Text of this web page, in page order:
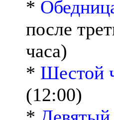
*
после
часа)
* Шестой
(12:00)